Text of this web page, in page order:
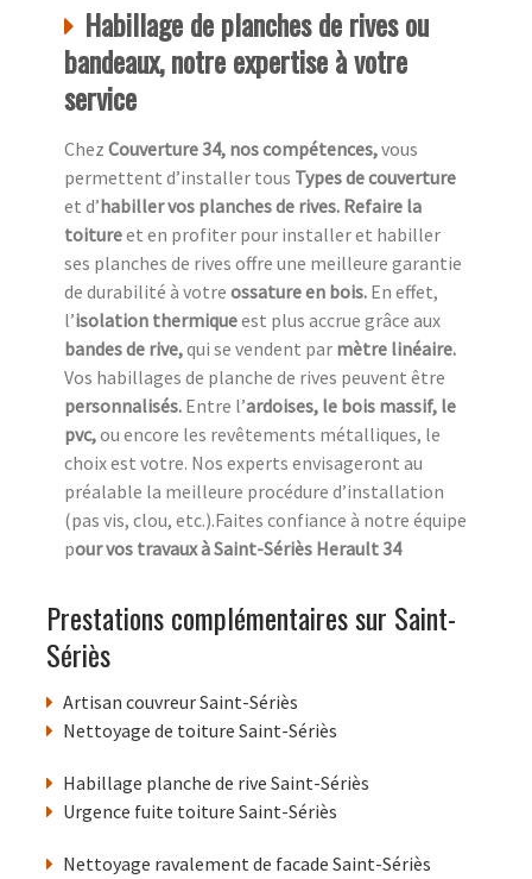
Habillage de planches de rives ou
bandeaux, notre expertise à votre
service
Chez Couverture 34, nos compétences,vous
permettent d’installer tous Types de couverture
et d’habiller vos planches de rives. Refaire la
toitureet en profiter pour installer et habiller
ses planches de rives offre une meilleure garantie
de durabilité à votre ossature en bois. En effet,
l’isolation thermiqueest plus accrue grâce aux
bandes de rive,qui se vendent par mètre linéaire.
Vos habillages de planche de rives peuvent être
personnalisés. Entre l’ardoises, le bois massif, le
pvc,ou encore les revêtements métalliques, le
choix est votre. Nos experts envisageront au
préalable la meilleure procédure d’installation
(pas vis, clou, etc.).Faites confiance à notre équipe
pour vos travaux à Saint-Sériès Herault 34
Prestations complémentaires sur Saint-
Sériès
Artisan couvreur Saint-Sériès
Nettoyage de toiture Saint-Sériès
Habillage planche de rive Saint-Sériès
Urgence fuite toiture Saint-Sériès
Nettoyage ravalement de facade Saint-Sériès